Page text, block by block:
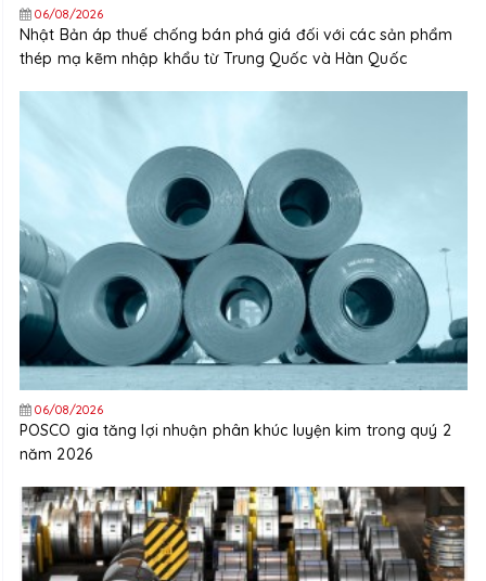
06/08/2026
Nhật Bản áp thuế chống bán phá giá đối với các sản phẩm
thép mạ kẽm nhập khẩu từ Trung Quốc và Hàn Quốc
06/08/2026
POSCO gia tăng lợi nhuận phân khúc luyện kim trong quý 2
năm 2026